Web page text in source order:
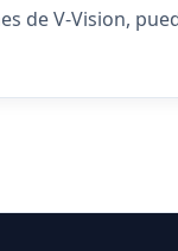
de V-Vision,